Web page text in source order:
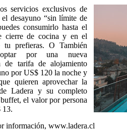
servicios exclusivos de
el desayuno “sin límite de
consumirlo hasta el
cierre de cocina y en el
tu prefieras. O También
por una nueva
de tarifa de alojamiento
por US$ 120 la noche y
quieren aprovechar la
Ladera y su completo
el valor por persona
13.
información, www.ladera.cl